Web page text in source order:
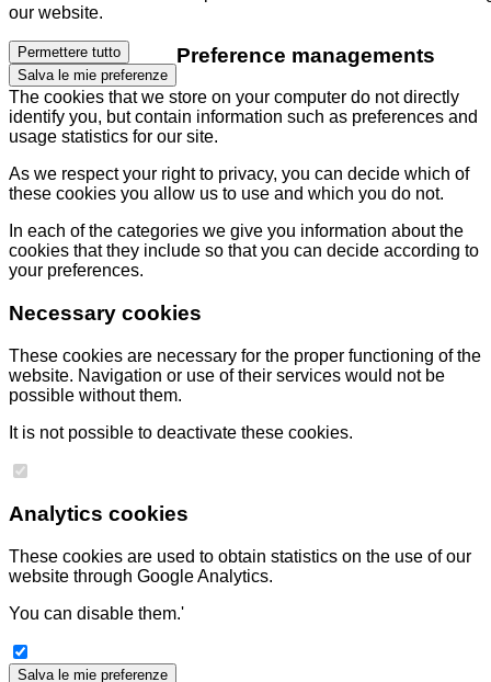
our website.
Permettere tutto
Salva le mie preferenze
Preference managements
The cookies that we store on your computer do not directly
identify you, but contain information such as preferences and
usage statistics for our site.
As we respect your right to privacy, you can decide which of
these cookies you allow us to use and which you do not.
In each of the categories we give you information about the
cookies that they include so that you can decide according to
your preferences.
Necessary cookies
These cookies are necessary for the proper functioning of the
website. Navigation or use of their services would not be
possible without them.
It is not possible to deactivate these cookies.
Analytics cookies
These cookies are used to obtain statistics on the use of our
website through Google Analytics.
You can disable them.'
Salva le mie preferenze